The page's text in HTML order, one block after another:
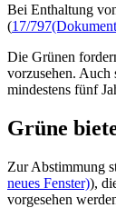
Bei Enthaltung
(17/797
Die Grünen
vorzusehen. Auch
mindestens fünf
Grüne
Zur Abstimmung
neues Fenster)),
vorgesehen